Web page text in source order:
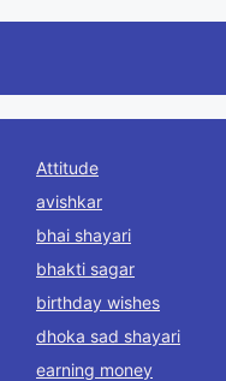
Attitude
avishkar
bhai shayari
bhakti sagar
birthday wishes
dhoka sad shayari
earning money